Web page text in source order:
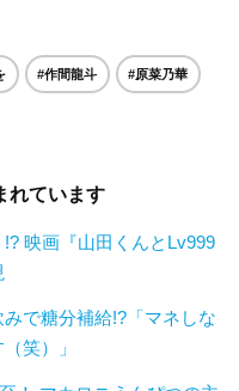
#作間龍斗 #原菜乃華
れています
映画『山田くんとLv999
で糖分補給!?「マネしな
笑）」